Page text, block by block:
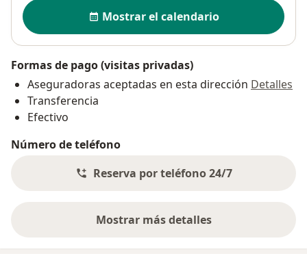
Disponibilidad
Mostrar el calendario
Formas de pago (visitas privadas)
Aseguradoras aceptadas en esta dirección Detalles
Transferencia
Efectivo
Número de teléfono
Reserva por teléfono 24/7
Mostrar más detalles
sobre la dirección